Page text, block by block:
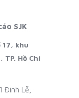
SJK
17, khu
TP. Hồ Chí
Đinh Lễ,